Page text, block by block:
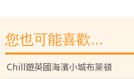
您也可能喜歡...
Chill遊英國海濱小城布萊頓